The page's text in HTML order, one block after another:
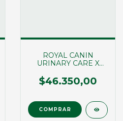
ROYAL CANIN
URINARY CARE X
$46.350,00